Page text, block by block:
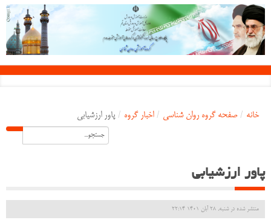
خانه / صفحه گروه روان شناسی / اخبار گروه / پاور ارزشیابی
پاور ارزشیابی
منتشر شده در شنبه, 28 آبان 1401 22:14